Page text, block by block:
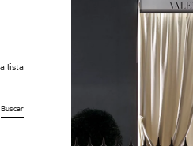
lista
Buscar